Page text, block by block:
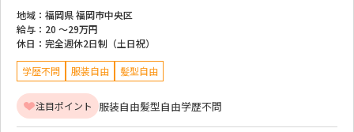
地域： 福岡県 福岡市中央区
給与： 20 ～29万円
休日： 完全週休2日制（土日祝）
学歴不問 服装自由 髪型自由
注目ポイント 服装自由髪型自由学歴不問